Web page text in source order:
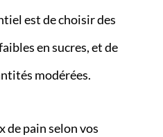
est de choisir des
en sucres, et de
modérées.
de pain selon vos